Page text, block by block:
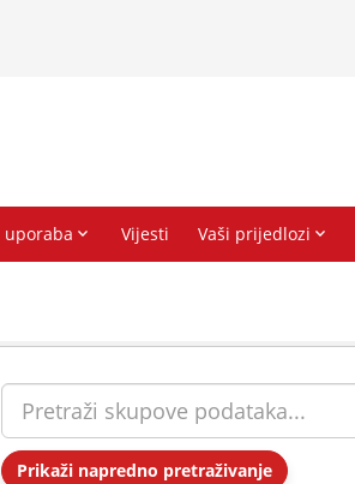
Prikaži napredno pretraživanje